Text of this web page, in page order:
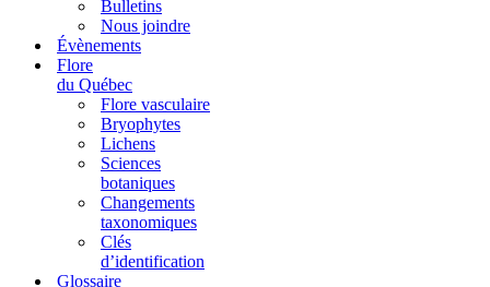
Bulletins
Nous joindre
Évènements
Flore
du Québec
Flore vasculaire
Bryophytes
Lichens
Sciences
botaniques
Changements
taxonomiques
Clés
d’identification
Glossaire